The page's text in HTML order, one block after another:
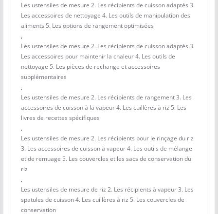
Les ustensiles de mesure 2. Les récipients de cuisson adaptés 3.
Les accessoires de nettoyage 4. Les outils de manipulation des
aliments 5. Les options de rangement optimisées
,
Les ustensiles de mesure 2. Les récipients de cuisson adaptés 3.
Les accessoires pour maintenir la chaleur 4. Les outils de
nettoyage 5. Les pièces de rechange et accessoires
supplémentaires
,
Les ustensiles de mesure 2. Les récipients de rangement 3. Les
accessoires de cuisson à la vapeur 4. Les cuillères à riz 5. Les
livres de recettes spécifiques
,
Les ustensiles de mesure 2. Les récipients pour le rinçage du riz
3. Les accessoires de cuisson à vapeur 4. Les outils de mélange
et de remuage 5. Les couvercles et les sacs de conservation du
riz
,
Les ustensiles de mesure de riz 2. Les récipients à vapeur 3. Les
spatules de cuisson 4. Les cuillères à riz 5. Les couvercles de
conservation